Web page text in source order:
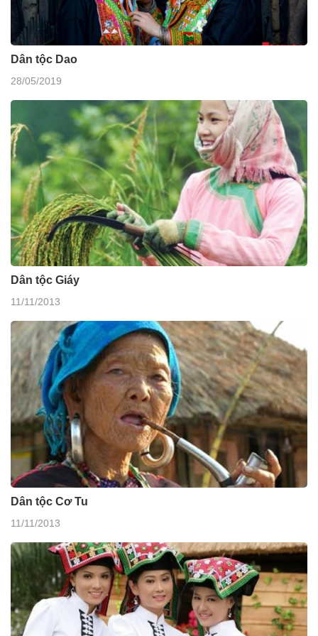
Dân tộc Dao
28/05/2019
Dân tộc Giáy
11/11/2013
Dân tộc Cơ Tu
11/11/2013